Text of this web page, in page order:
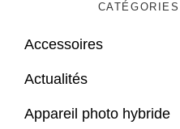
Accessoires
Actualités
Appareil photo hybride